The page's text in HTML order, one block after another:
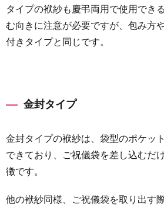
タイプの袱紗も慶弔両用で使用でき
む向きに注意が必要ですが、包み方
付きタイプと同じです。
金封タイプ
金封タイプの袱紗は、袋型のポケッ
できており、ご祝儀袋を差し込むだ
徴です。
他の袱紗同様、ご祝儀袋を取り出す